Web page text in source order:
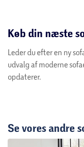
Køb din næste
Leder du efter en ny
udvalg af moderne
opdaterer.
Se vores andre